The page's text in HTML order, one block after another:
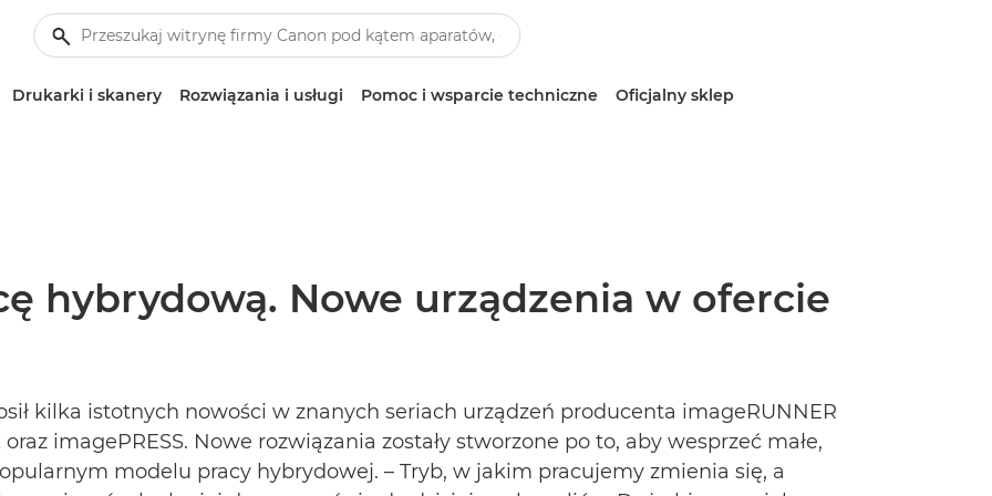
Drukarki i skanery Rozwiązania i usługi Pomoc i wsparcie techniczne Oficjalny sklep
hybrydową. Nowe urządzenia w ofercie
kilka istotnych nowości w znanych seriach urządzeń producenta imageRUNNER
imagePRESS. Nowe rozwiązania zostały stworzone po to, aby wesprzeć małe,
modelu pracy hybrydowej. – Tryb, w jakim pracujemy zmienia się, a